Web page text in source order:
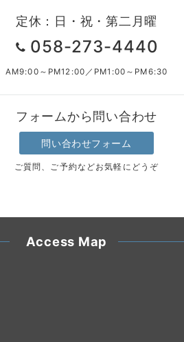
定休：日・祝・第二月曜
058-273-4440
AM9:00～PM12:00／PM1:00～PM6:30
フォームから問い合わせ
問い合わせフォーム
ご質問、ご予約などお気軽にどうぞ
Access Map